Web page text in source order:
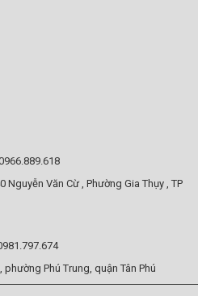
Văn Cừ , Phường Gia Thụy , TP
Phú Trung, quận Tân Phú